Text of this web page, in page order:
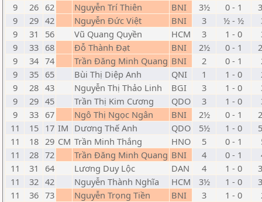
9
26 62 Nguyễn Trí Thiên BNI 3½ 0 - 1
9
29 42 Nguyễn Đức Việt BNI 3 ½ - ½
9
31 56 Vũ Quang Quyền HCM 3 1 - 0
9
33 68 Đỗ Thành Đạt BNI 2½ 0 - 1
9
34 74 Trần Đăng Minh Quang BNI 2 0 - 1
9
35 65 Bùi Thị Diệp Anh QNI 1 1 - 0
9
28 43 Nguyễn Thị Thảo Linh BGI 3 1 - 0
9
29 45 Trần Thị Kim Cương QDO 3 1 - 0
9
33 67 Ngô Thị Ngọc Ngân BNI 2½ 0 - 1
11
15 17 IM Dương Thế Anh QDO 5½ 1 - 0
11
18 29 CM Trần Minh Thắng HNO 5 0 - 1
11
28 72 Trần Đăng Minh Quang BNI 4 0 - 1
11
31 64 Lương Duy Lộc DAN 4 1 - 0
11
32 42 Nguyễn Thành Nghĩa HCM 3½ 1 - 0
11
36 73 Nguyễn Trọng Tiền BNI 3 1 - 0